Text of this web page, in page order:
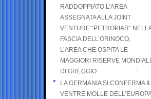
RADDOPPIATO L’AREA
ASSEGNATA ALLA JOINT
VENTURE “PETROPIAR”
FASCIA DELL’ORINOCO,
L’AREA CHE OSPITA LE
MAGGIORI RISERVE MONDIALI
DI GREGGIO
LA GERMANIA SI CONFERMA IL
VENTRE MOLLE DELL’EUROPA